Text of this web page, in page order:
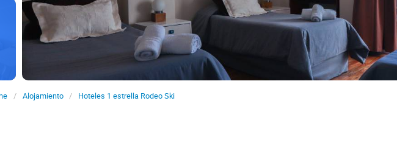
Alojamiento Hoteles 1 estrella Rodeo Ski